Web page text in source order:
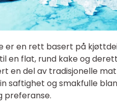
er en rett basert på
en flat, rund kake og
en del av tradisjonelle
saftighet og smakfulle
preferanse.